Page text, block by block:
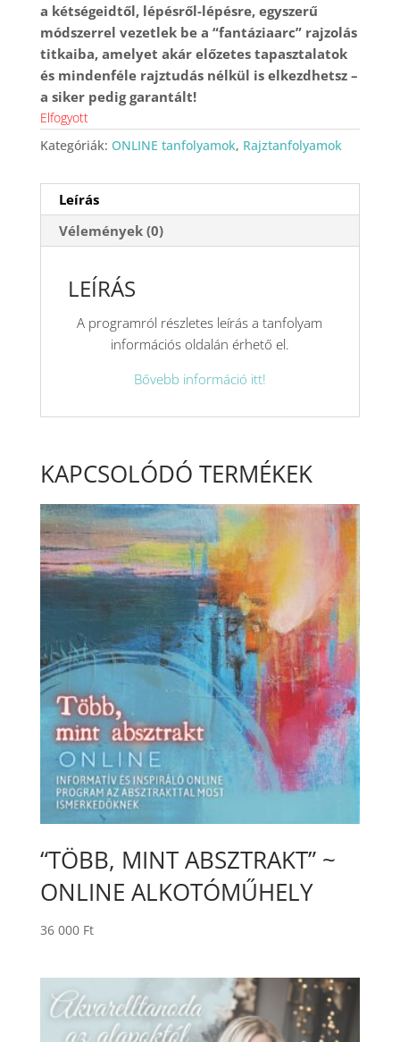
a kétségeidtől, lépésről-lépésre, egyszerű
módszerrel vezetlek be a “fantáziaarc” rajzolás
titkaiba, amelyet akár előzetes tapasztalatok
és mindenféle rajztudás nélkül is elkezdhetsz –
a siker pedig garantált!
Elfogyott
Kategóriák: ONLINE tanfolyamok, Rajztanfolyamok
Leírás
Vélemények (0)
LEÍRÁS
A programról részletes leírás a tanfolyam
információs oldalán érhető el.
Bővebb információ itt!
KAPCSOLÓDÓ TERMÉKEK
“TÖBB, MINT ABSZTRAKT” ~
ONLINE ALKOTÓMŰHELY
36 000 Ft